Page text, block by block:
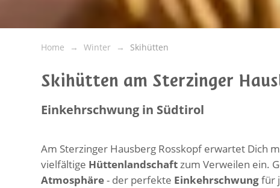
Home Winter Skihütten
Skihütten am Sterzinger
Einkehrschwung in Südtirol
Am Sterzinger Hausberg Rosskopf erwartet Dich
vielfältige Hüttenlandschaftzum Verweilen ein.
Atmosphäre- der perfekte Einkehrschwungfür